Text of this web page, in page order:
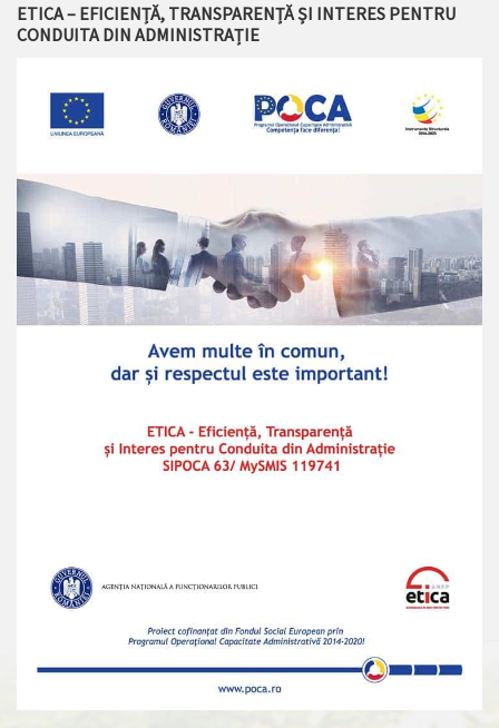
ETICA – EFICIENȚĂ, TRANSPARENȚĂ ȘI INTERES PENTRU
CONDUITA DIN ADMINISTRAȚIE